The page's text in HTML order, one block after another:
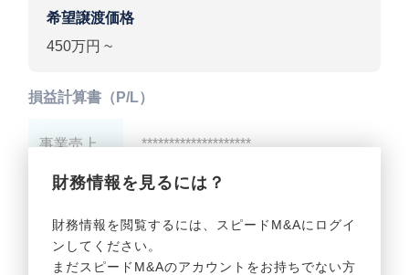
希望譲渡価格
450万円 ~
財務情報を見るには？
財務情報を閲覧するには、スピードM&Aにログイ
ンしてください。
まだスピードM&Aのアカウントをお持ちでない方
損益計算書（P/L）
事業売上 ********************
事業利益 ********************
貸借対照表（B/S）